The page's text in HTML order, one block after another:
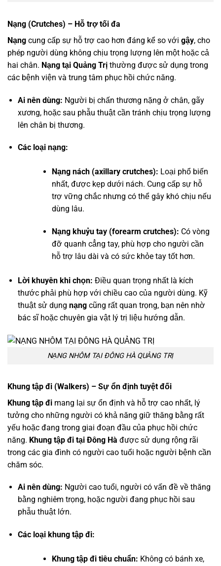
Nạng (Crutches) – Hỗ trợ tối đa
Nạng cung cấp sự hỗ trợ cao hơn đáng kể so với gậy, cho
phép người dùng không chịu trọng lượng lên một hoặc cả
hai chân. Nạng tại Quảng Trị thường được sử dụng trong
các bệnh viện và trung tâm phục hồi chức năng.
Ai nên dùng: Người bị chấn thương nặng ở chân, gãy
xương, hoặc sau phẫu thuật cần tránh chịu trọng lượng
lên chân bị thương.
Các loại nạng:
Nạng nách (axillary crutches): Loại phổ biến
nhất, được kẹp dưới nách. Cung cấp sự hỗ
trợ vững chắc nhưng có thể gây khó chịu nếu
dùng lâu.
Nạng khuỷu tay (forearm crutches): Có vòng
đỡ quanh cẳng tay, phù hợp cho người cần
hỗ trợ lâu dài và có sức khỏe tay tốt hơn.
Lời khuyên khi chọn: Điều quan trọng nhất là kích
thước phải phù hợp với chiều cao của người dùng. Kỹ
thuật sử dụng nạngcũng rất quan trọng, bạn nên nhờ
bác sĩ hoặc chuyên gia vật lý trị liệu hướng dẫn.
NẠNG NHÔM TẠI ĐÔNG HÀ QUẢNG TRỊ
Khung tập đi (Walkers) – Sự ổn định tuyệt đối
Khung tập đi mang lại sự ổn định và hỗ trợ cao nhất, lý
tưởng cho những người có khả năng giữ thăng bằng rất
yếu hoặc đang trong giai đoạn đầu của phục hồi chức
năng. Khung tập đi tại Đông Hà được sử dụng rộng rãi
trong các gia đình có người cao tuổi hoặc người bệnh cần
chăm sóc.
Ai nên dùng: Người cao tuổi, người có vấn đề về thăng
bằng nghiêm trọng, hoặc người đang phục hồi sau
phẫu thuật lớn.
Các loại khung tập đi:
Khung tập đi tiêu chuẩn: Không có bánh xe,